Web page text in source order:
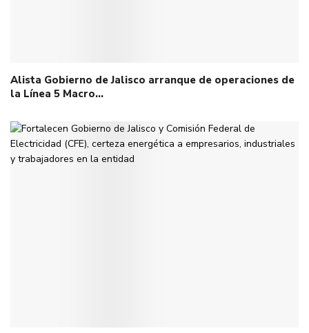
Alista Gobierno de Jalisco arranque de operaciones de
la Línea 5 Macro…